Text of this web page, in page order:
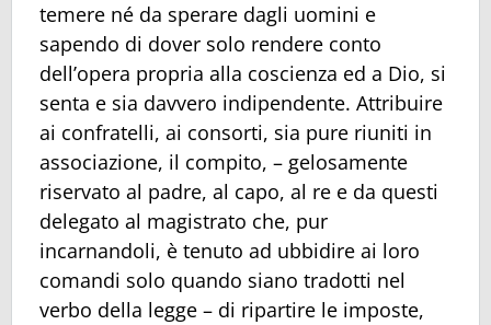
temere né da sperare dagli uomini e
sapendo di dover solo rendere conto
dell’opera propria alla coscienza ed a Dio, si
senta e sia davvero indipendente. Attribuire
ai confratelli, ai consorti, sia pure riuniti in
associazione, il compito, – gelosamente
riservato al padre, al capo, al re e da questi
delegato al magistrato che, pur
incarnandoli, è tenuto ad ubbidire ai loro
comandi solo quando siano tradotti nel
verbo della legge – di ripartire le imposte,